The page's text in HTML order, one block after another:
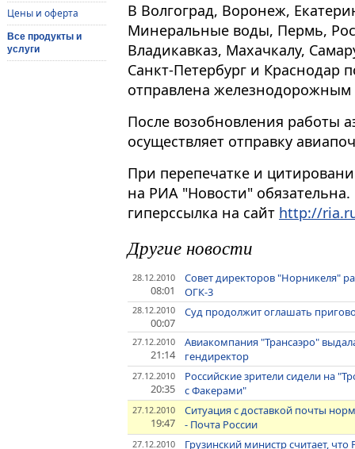
Цены и оферта
Все продукты и
услуги
В Волгоград, Воронеж,
Минеральные воды, Пермь,
Владикавказ, Махачкалу,
Санкт-Петербург и Краснодар
отправлена
После возобновления работы
осуществляет отправку
При перепечатке и
на РИА "Новости"
гиперссылка на сайт http://
Другие новости
28.12.2010
08:01
Совет директоров "Норникеля"
ОГК-3
28.12.2010
00:07
Суд продолжит оглашать
27.12.2010
21:14
Авиакомпания "Трансаэро"
гендиректор
27.12.2010
20:35
Российские зрители сидели на
с Факерами"
27.12.2010
19:47
Ситуация с доставкой почты
- Почта России
27.12.2010
Грузинский министр считает,